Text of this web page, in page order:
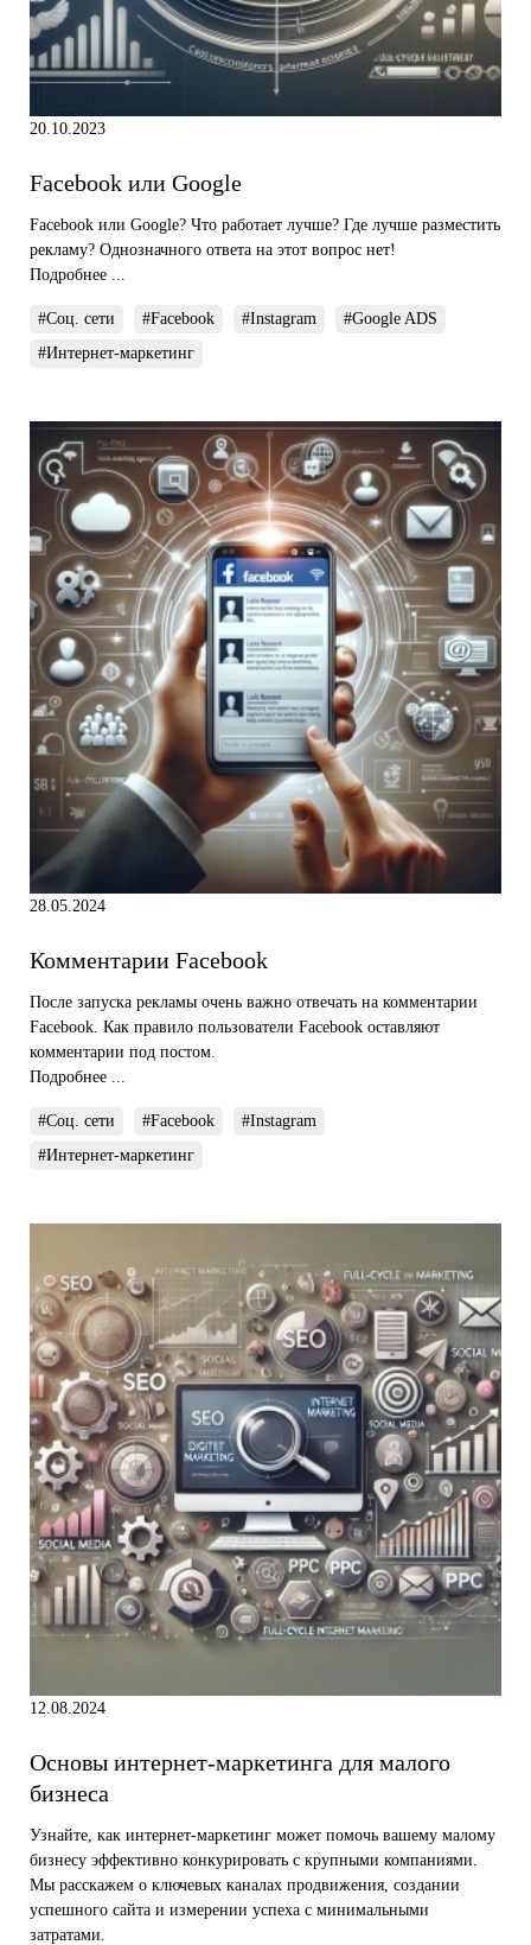
20.10.2023
Facebook или Google
Facebook или Google? Что работает лучше? Где лучше разместить
рекламу? Однозначного ответа на этот вопрос нет!
Подробнее ...
#Соц. сети #Facebook #Instagram
#Google ADS
#Интернет-маркетинг
28.05.2024
Комментарии Facebook
После запуска рекламы очень важно отвечать на комментарии
Facebook. Как правило пользователи Facebook оставляют
комментарии под постом.
Подробнее ...
#Соц. сети #Facebook
#Instagram
#Интернет-маркетинг
12.08.2024
Основы интернет-маркетинга для малого
бизнеса
Узнайте, как интернет-маркетинг может помочь вашему малому
бизнесу эффективно конкурировать с крупными компаниями.
Мы расскажем о ключевых каналах продвижения, создании
успешного сайта и измерении успеха с минимальными
затратами.